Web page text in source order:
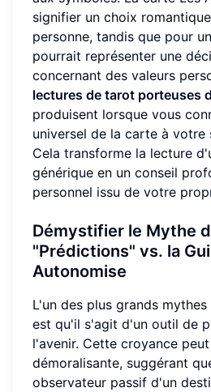
signifier un choix
personne, tandis que pour
pourrait représenter une
concernant des valeurs
lectures de tarot porteuses
produisent lorsque vous
universel de la carte à votre
Cela transforme la lecture
générique en un conseil
personnel issu de votre
Démystifier le Mythe
"Prédictions" vs. la
Autonomise
L'un des plus grands
est qu'il s'agit d'un outil de
l'avenir. Cette croyance
démoralisante, suggérant
observateur passif d'un